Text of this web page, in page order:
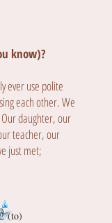
know)?
ever use polite
each other. We
daughter, our
teacher, our
just met;
(to)